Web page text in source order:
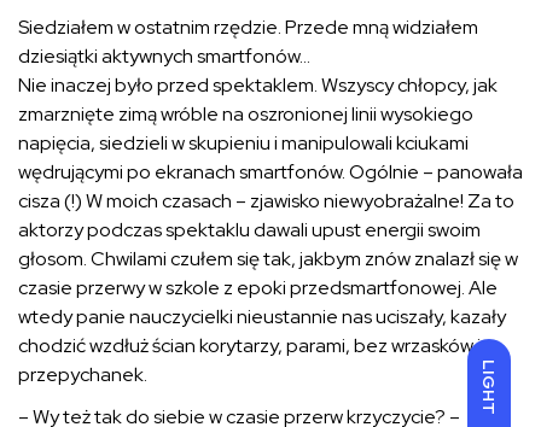
LIGHT
Siedziałem w ostatnim rzędzie. Przede mną widziałem
dziesiątki aktywnych smartfonów…
Nie inaczej było przed spektaklem. Wszyscy chłopcy, jak
zmarznięte zimą wróble na oszronionej linii wysokiego
napięcia, siedzieli w skupieniu i manipulowali kciukami
wędrującymi po ekranach smartfonów. Ogólnie – panowała
cisza (!) W moich czasach – zjawisko niewyobrażalne! Za to
aktorzy podczas spektaklu dawali upust energii swoim
głosom. Chwilami czułem się tak, jakbym znów znalazł się w
czasie przerwy w szkole z epoki przedsmartfonowej. Ale
wtedy panie nauczycielki nieustannie nas uciszały, kazały
chodzić wzdłuż ścian korytarzy, parami, bez wrzasków i
przepychanek.
– Wy też tak do siebie w czasie przerw krzyczycie? –